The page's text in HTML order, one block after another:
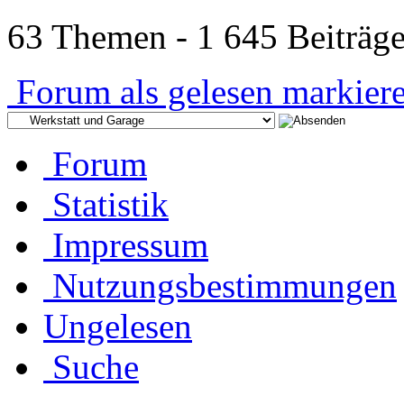
63 Themen - 1 645
Forum als gelesen
Forum
Statistik
Impressum
Nutzungsbestimmungen
Ungelesen
Suche